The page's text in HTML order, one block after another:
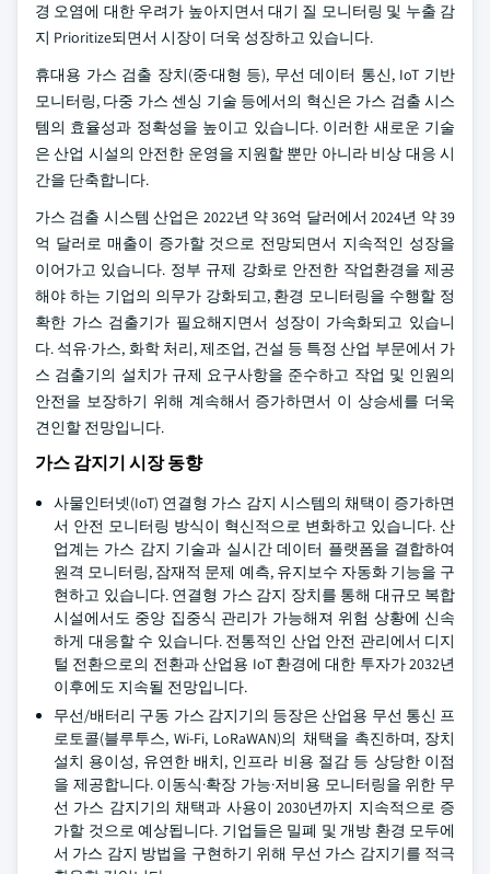
경 오염에 대한 우려가 높아지면서 대기 질 모니터링 및 누출 감
지 Prioritize되면서 시장이 더욱 성장하고 있습니다.
휴대용 가스 검출 장치(중·대형 등), 무선 데이터 통신, IoT 기반
모니터링, 다중 가스 센싱 기술 등에서의 혁신은 가스 검출 시스
템의 효율성과 정확성을 높이고 있습니다. 이러한 새로운 기술
은 산업 시설의 안전한 운영을 지원할 뿐만 아니라 비상 대응 시
간을 단축합니다.
가스 검출 시스템 산업은 2022년 약 36억 달러에서 2024년 약 39
억 달러로 매출이 증가할 것으로 전망되면서 지속적인 성장을
이어가고 있습니다. 정부 규제 강화로 안전한 작업환경을 제공
해야 하는 기업의 의무가 강화되고, 환경 모니터링을 수행할 정
확한 가스 검출기가 필요해지면서 성장이 가속화되고 있습니
다. 석유·가스, 화학 처리, 제조업, 건설 등 특정 산업 부문에서 가
스 검출기의 설치가 규제 요구사항을 준수하고 작업 및 인원의
안전을 보장하기 위해 계속해서 증가하면서 이 상승세를 더욱
견인할 전망입니다.
가스 감지기 시장 동향
사물인터넷(IoT) 연결형 가스 감지 시스템의 채택이 증가하면
서 안전 모니터링 방식이 혁신적으로 변화하고 있습니다. 산
업계는 가스 감지 기술과 실시간 데이터 플랫폼을 결합하여
원격 모니터링, 잠재적 문제 예측, 유지보수 자동화 기능을 구
현하고 있습니다. 연결형 가스 감지 장치를 통해 대규모 복합
시설에서도 중앙 집중식 관리가 가능해져 위험 상황에 신속
하게 대응할 수 있습니다. 전통적인 산업 안전 관리에서 디지
털 전환으로의 전환과 산업용 IoT 환경에 대한 투자가 2032년
이후에도 지속될 전망입니다.
무선/배터리 구동 가스 감지기의 등장은 산업용 무선 통신 프
로토콜(블루투스, Wi-Fi, LoRaWAN)의 채택을 촉진하며, 장치
설치 용이성, 유연한 배치, 인프라 비용 절감 등 상당한 이점
을 제공합니다. 이동식·확장 가능·저비용 모니터링을 위한 무
선 가스 감지기의 채택과 사용이 2030년까지 지속적으로 증
가할 것으로 예상됩니다. 기업들은 밀폐 및 개방 환경 모두에
서 가스 감지 방법을 구현하기 위해 무선 가스 감지기를 적극